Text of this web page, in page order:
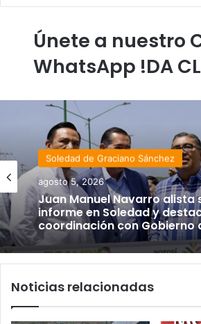
Únete a nuestro
WhatsApp !DA
Soledad de Graciano Sánchez
agosto 5, 2026
Juan Manuel Navarro alista
informe en Soledad y
coordinación con Gobierno
Noticias relacionadas